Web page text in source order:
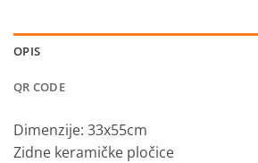
OPIS
QR CODE
Dimenzije: 33x55cm
Zidne keramičke pločice